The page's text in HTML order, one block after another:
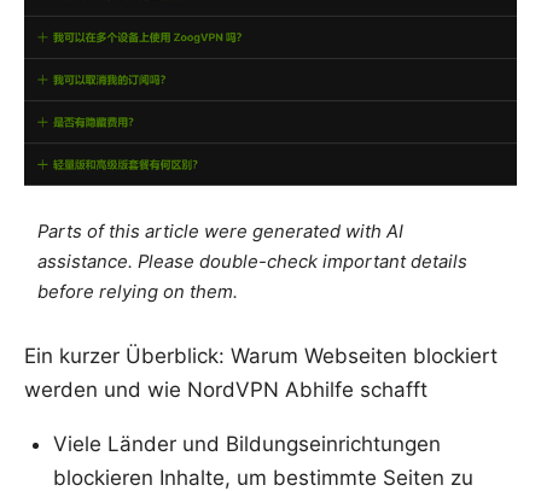
Parts of this article were generated with AI
assistance. Please double-check important details
before relying on them.
Ein kurzer Überblick: Warum Webseiten blockiert
werden und wie NordVPN Abhilfe schafft
Viele Länder und Bildungseinrichtungen
blockieren Inhalte, um bestimmte Seiten zu